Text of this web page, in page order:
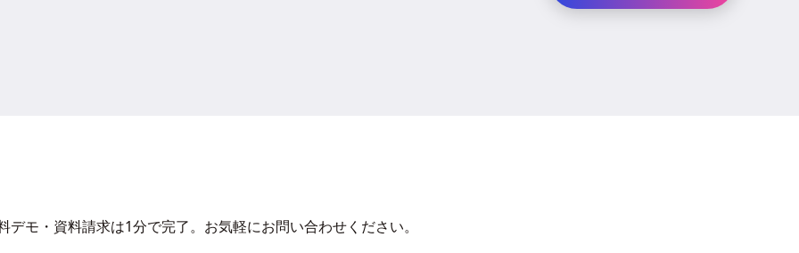
デモ・資料請求は1分で完了。お気軽にお問い合わせください。